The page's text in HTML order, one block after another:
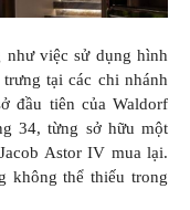
việc sử dụng hình
tại các chi nhánh
đầu tiên của Waldorf
34, từng sở hữu một
Astor IV mua lại.
không thể thiếu trong